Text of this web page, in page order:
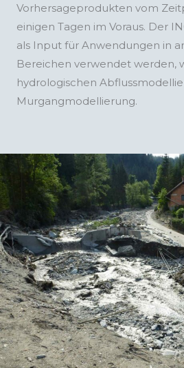
Vorhersageprodukten vom
einigen Tagen im Voraus. Der
als Input für Anwendungen in
Bereichen verwendet werden,
hydrologischen
Murgangmodellierung.